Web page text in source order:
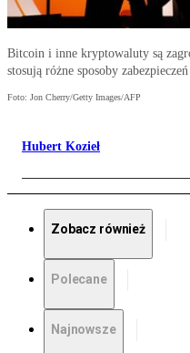
Bitcoin i inne kryptowaluty są
stosują różne sposoby zabezpieczeń
Foto: Jon Cherry/Getty Images/AFP
Hubert Kozieł
Zobacz również
Polecane
Najnowsze